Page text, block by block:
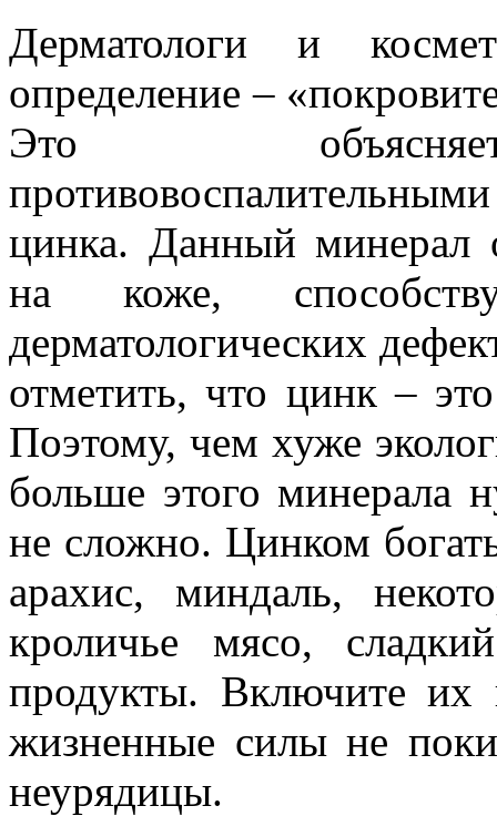
Дерматологи и
определение –
Это
цинка. Данный минерал
на коже,
дерматологических
отметить, что цинк –
Поэтому, чем хуже
больше этого минерала
не сложно. Цинком
арахис, миндаль,
кроличье мясо,
продукты. Включите
жизненные силы не
неурядицы.